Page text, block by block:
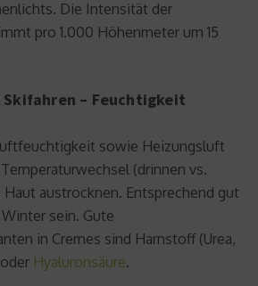
Die Intensität der
pro 1.000 Höhenmeter um 15
– Feuchtigkeit
sowie Heizungsluft
(drinnen vs.
Haut austrocknen. Entsprechend gut
sein. Gute
in Cremes sind Harnstoff (Urea,
Hyaluronsäure.